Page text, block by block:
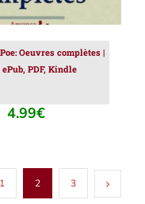
Oeuvres complètes |
ePub, PDF, Kindle
4.99€
1 2 3